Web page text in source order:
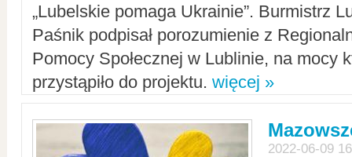
„Lubelskie pomaga Ukrainie”. Burmistrz
Paśnik podpisał porozumienie z
Pomocy Społecznej w Lublinie, na mocy
przystąpiło do projektu. więcej »
2022-06-09